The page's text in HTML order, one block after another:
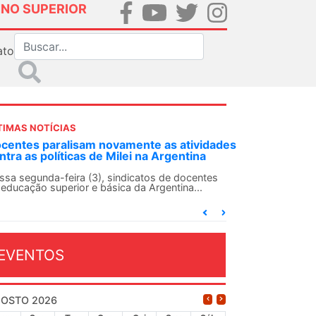
SUPERIOR
NOTÍCIAS
as atividades
na Argentina
de docentes
da Argentina...
ANDES-SN convoca docentes
Solidariedade Internacionalista
13 de agosto
O ANDES-SN conclama suas seções
2026